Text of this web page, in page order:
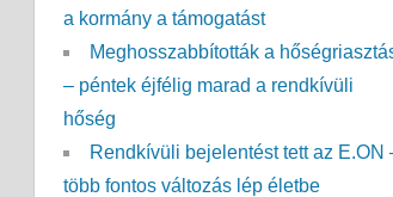
a kormány a támogatást
Meghosszabbították a
– péntek éjfélig marad a rendkívüli
hőség
Rendkívüli bejelentést tett az E.ON
több fontos változás lép életbe